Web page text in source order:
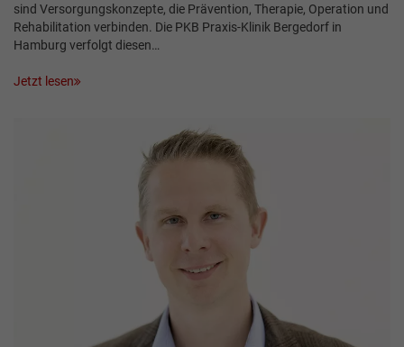
sind Versorgungskonzepte, die Prävention, Therapie, Operation und
Rehabilitation verbinden. Die PKB Praxis-Klinik Bergedorf in
Hamburg verfolgt diesen…
Jetzt lesen